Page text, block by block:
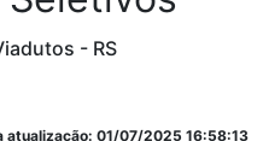
- RS
atualização: 01/07/2025 16:58:13